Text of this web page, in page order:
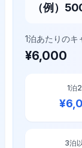
（例）
1泊あたりの
¥6,000
1泊
¥
3泊